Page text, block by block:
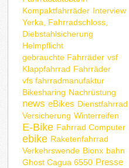
Kompaktfahrräder Interview
Yerka, Fahrradschloss,
Diebstahlsicherung
Helmpflicht
gebrauchte Fahrräder vsf
Klappfahrrad Fahrräder
vfs fahrradmanufaktur
Bikesharing Nachrüstung
news eBikes Dienstfahrrad
Versicherung Winterreifen
E-Bike Fahrrad Computer
ebike Raketenfahrrad
Verkehrswende Bionx bahn
Ghost Cagua 6550 Presse